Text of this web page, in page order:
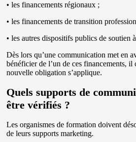
• les financements régionaux ;
• les financements de transition
• les autres dispositifs publics de soutien
Dès lors qu’une communication met en
bénéficier de l’un de ces financements, il
nouvelle obligation s’applique.
Quels supports de
être vérifiés ?
Les organismes de formation doivent
de leurs supports marketing.